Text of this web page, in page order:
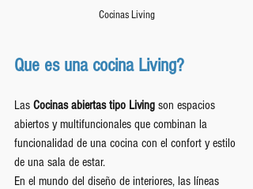
Cocinas Living
Que es una cocina Living?
Las Cocinas abiertas tipo Living son espacios
abiertos y multifuncionales que combinan la
funcionalidad de una cocina con el confort y estilo
de una sala de estar.
En el mundo del diseño de interiores, las líneas